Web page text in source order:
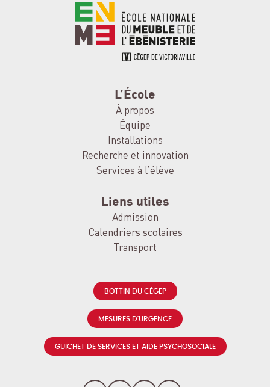
L’École
À propos
Équipe
Installations
Recherche et innovation
Services à l’élève
Liens utiles
Admission
Calendriers scolaires
Transport
BOTTIN DU CÉGEP
MESURES D'URGENCE
GUICHET DE SERVICES ET AIDE PSYCHOSOCIALE